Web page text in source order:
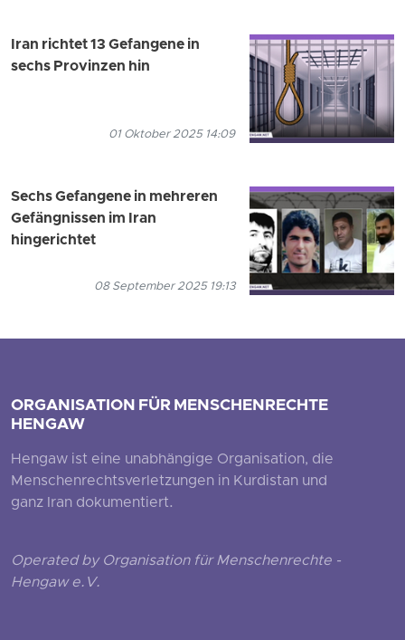
Iran richtet 13 Gefangene in
sechs Provinzen hin
01 Oktober 2025 14:09
Sechs Gefangene in mehreren
Gefängnissen im Iran
hingerichtet
08 September 2025 19:13
ORGANISATION FÜR MENSCHENRECHTE
HENGAW
Hengaw ist eine unabhängige Organisation, die
Menschenrechtsverletzungen in Kurdistan und
ganz Iran dokumentiert.
Operated by Organisation für Menschenrechte -
Hengaw e.V.